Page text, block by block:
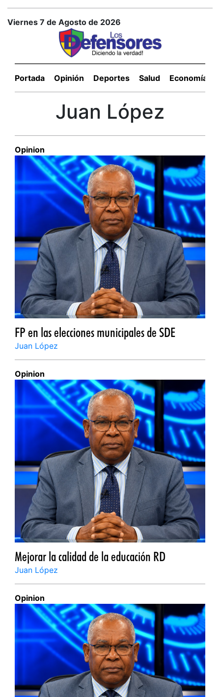
Viernes 7 de Agosto de 2026
Portada Opinión Deportes Salud Economía
Juan López
Opinion
FP en las elecciones municipales de SDE
Juan López
Opinion
Mejorar la calidad de la educación RD
Juan López
Opinion